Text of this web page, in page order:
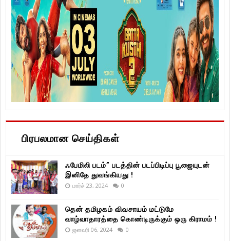
பிரபலமான செய்திகள்
ஃபேமிலி படம்” படத்தின் படப்பிடிப்பு பூஜையுடன்
இனிதே துவங்கியது !
மார்ச் 23, 2024 0
தென் தமிழகம் விவசாயம் மட்டுமே
வாழ்வாதாரத்தை கொண்டிருக்கும் ஒரு கிராமம் !
ஜனவரி 06, 2024 0